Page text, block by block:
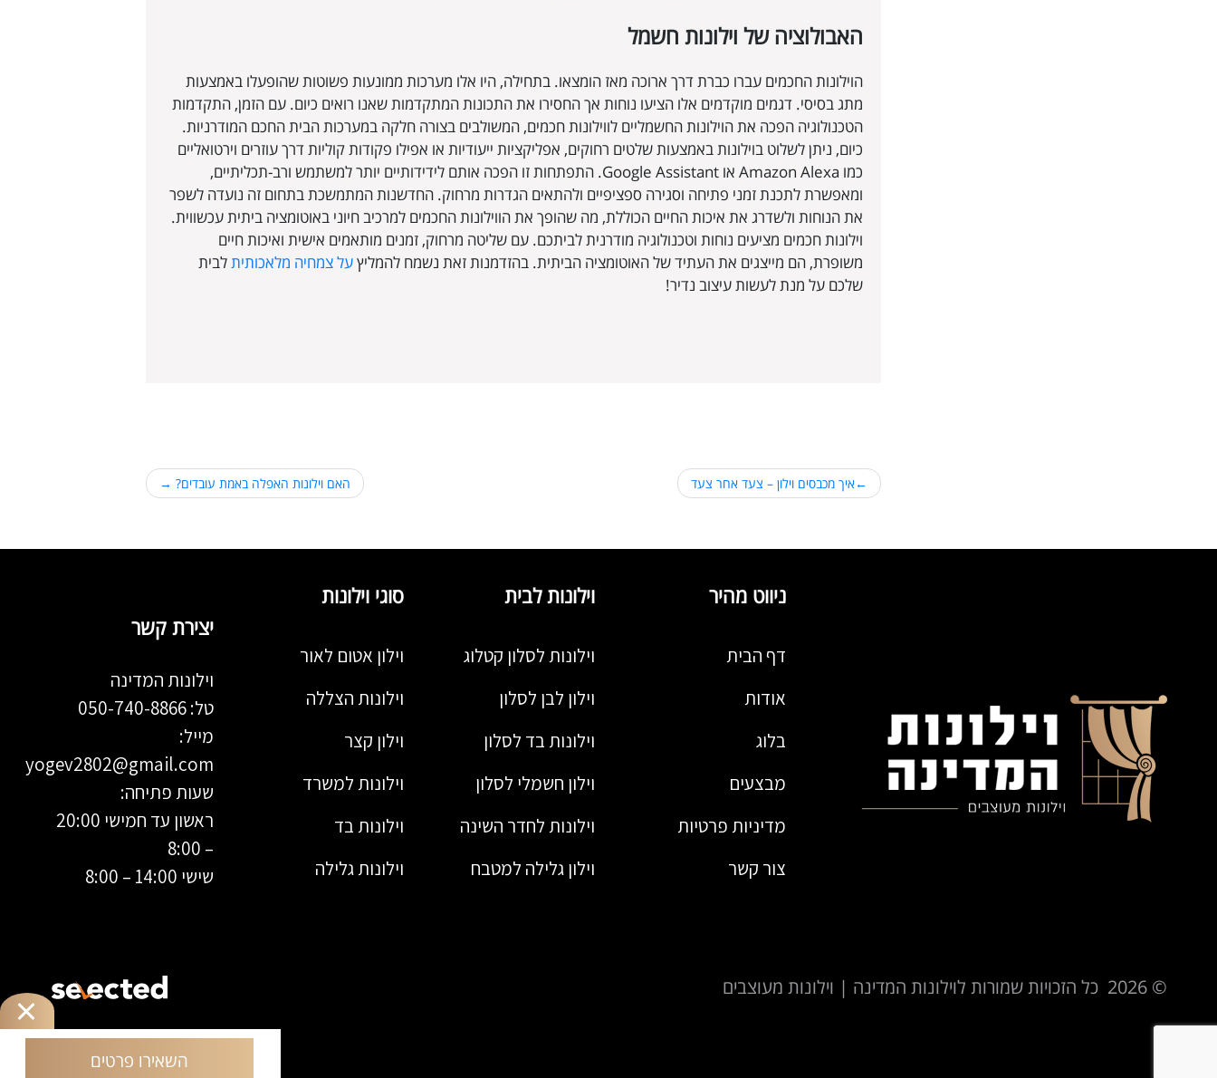
האבולוציה של וילונות חשמל
הוילונות החכמים עברו כברת דרך ארוכה מאז הומצאו. בתחילה, היו אלו מערכות ממונעות פשוטות שהופעלו באמצעות
מתג בסיסי. דגמים מוקדמים אלו הציעו נוחות אך החסירו את התכונות המתקדמות שאנו רואים כיום. עם הזמן, התקדמות
הטכנולוגיה הפכה את הוילונות החשמליים לווילונות חכמים, המשולבים בצורה חלקה במערכות הבית החכם המודרניות.
כיום, ניתן לשלוט בוילונות באמצעות שלטים רחוקים, אפליקציות ייעודיות או אפילו פקודות קוליות דרך עוזרים וירטואליים
כמו Amazon Alexa או Google Assistant. התפתחות זו הפכה אותם לידידותיים יותר למשתמש ורב-תכליתיים,
ומאפשרת לתכנת זמני פתיחה וסגירה ספציפיים ולהתאים הגדרות מרחוק. החדשנות המתמשכת בתחום זה נועדה לשפר
את הנוחות ולשדרג את איכות החיים הכוללת, מה שהופך את הווילונות החכמים למרכיב חיוני באוטומציה ביתית עכשווית.
וילונות חכמים מציעים נוחות וטכנולוגיה מודרנית לביתכם. עם שליטה מרחוק, זמנים מותאמים אישית ואיכות חיים
משופרת, הם מייצגים את העתיד של האוטומציה הביתית. בהזדמנות זאת נשמח להמליץעל צמחיה מלאכותיתלבית
שלכם על מנת לעשות עיצוב נדיר!
ניווט
איך מכבסים וילון – צעד אחר צעד האם וילונות האפלה באמת עובדים?
ניווט מהיר
דף הבית
אודות
בלוג
מבצעים
מדיניות פרטיות
צור קשר
וילונות לבית
וילונות לסלון קטלוג
וילון לבן לסלון
וילונות בד לסלון
וילון חשמלי לסלון
וילונות לחדר השינה
וילון גלילה למטבח
סוגי וילונות
וילון אטום לאור
וילונות הצללה
וילון קצר
וילונות למשרד
וילונות בד
וילונות גלילה
יצירת קשר
וילונות המדינה
טל: 050-740-8866
מייל:
yogev2802@gmail.com
שעות פתיחה:
ראשון עד חמישי 20:00
– 8:00
שישי 14:00 – 8:00
© 2026 כל הזכויות שמורות לוילונות המדינה | וילונות מעוצבים
השאירו פרטים